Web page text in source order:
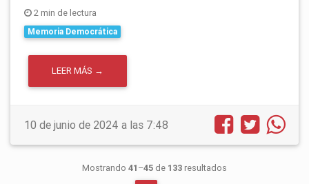
2 min de lectura
Memoria Democrática
LEER MÁS →
10 de junio de 2024 a las 7:48
Mostrando 41–45 de 133resultados